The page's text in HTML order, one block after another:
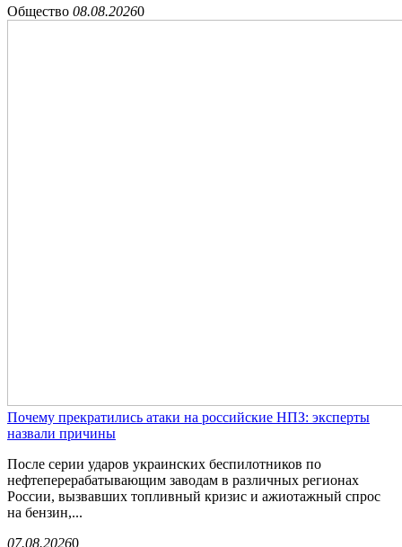
Общество 08.08.20260
Почему прекратились атаки на российские НПЗ: эксперты
назвали причины
После серии ударов украинских беспилотников по
нефтеперерабатывающим заводам в различных регионах
России, вызвавших топливный кризис и ажиотажный спрос
на бензин,...
07.08.20260